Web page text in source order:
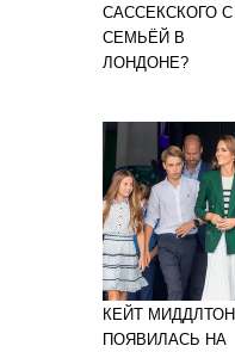
САССЕКСКОГО С
СЕМЬЁЙ В
ЛОНДОНЕ?
КЕЙТ МИДДЛТОН
ПОЯВИЛАСЬ НА